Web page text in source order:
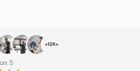
sind drahtmagazinierte Coilnägel mit
6F-CNW70, 6F-CNW83, 7F-
+12K+
5